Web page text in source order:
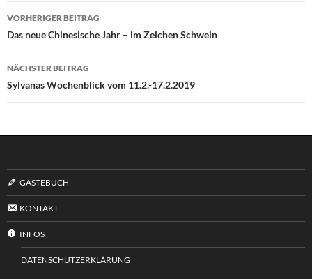
Beitragsnavigation
VORHERIGER BEITRAG
Das neue Chinesische Jahr – im Zeichen Schwein
NÄCHSTER BEITRAG
Sylvanas Wochenblick vom 11.2.-17.2.2019
GÄSTEBUCH
KONTAKT
INFOS
DATENSCHUTZERKLÄRUNG